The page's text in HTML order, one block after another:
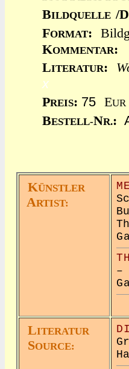
BILDQUELLE /D
FORMAT:
KOMMENTAR:
LITERATUR:
x
PREIS: 75 EUR
BESTELL-NR.:
KÜNSTLER
ARTIST:
–
LITERATUR
SOURCE: